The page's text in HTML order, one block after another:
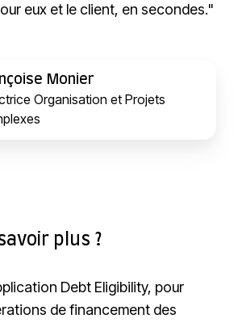
eux et le client, en secondes."
Monier
Organisation et Projets
plus ?
Debt Eligibility, pour
de financement des